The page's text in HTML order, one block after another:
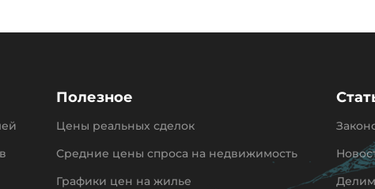
Полезное
Цены реальных сделок
Средние цены спроса на недвижимость
Графики цен на жилье